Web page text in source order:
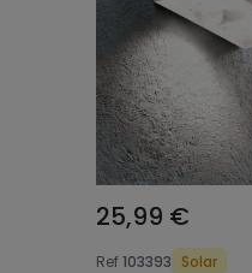
25,99 €
Ref103393 Solar